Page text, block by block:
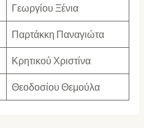
Γεωργίου Ξένια
Παρτάκκη Παναγιώτα
Κρητικού Χριστίνα
Θεοδοσίου Θεμούλα